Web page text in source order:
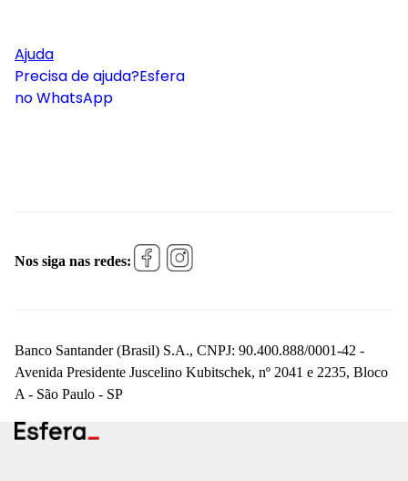
Ajuda
Precisa de ajuda?Esfera
no WhatsApp
Nos siga nas redes:
Banco Santander (Brasil) S.A., CNPJ: 90.400.888/0001-42 -
Avenida Presidente Juscelino Kubitschek, nº 2041 e 2235, Bloco
A - São Paulo - SP